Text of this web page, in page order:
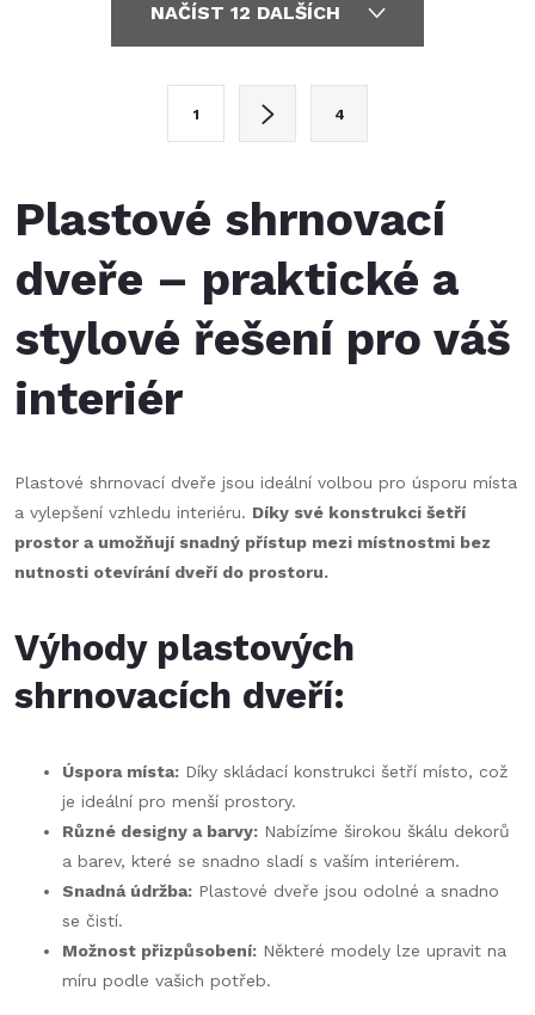
d
a
c
í
p
v
k
y
ý
p
NAČÍST 12 DALŠÍCH
á
n
k
o
v
1 4
Plastové shrnovací
dveře – praktické a
stylové řešení pro váš
interiér
Plastové shrnovací dveře jsou ideální volbou pro úsporu místa
a vylepšení vzhledu interiéru. Díky své konstrukci šetří
prostor a umožňují snadný přístup mezi místnostmi bez
nutnosti otevírání dveří do prostoru.
Výhody plastových
shrnovacích dveří:
Úspora místa: Díky skládací konstrukci šetří místo, což
je ideální pro menší prostory.
Různé designy a barvy: Nabízíme širokou škálu dekorů
a barev, které se snadno sladí s vaším interiérem.
Snadná údržba: Plastové dveře jsou odolné a snadno
se čistí.
Možnost přizpůsobení: Některé modely lze upravit na
míru podle vašich potřeb.